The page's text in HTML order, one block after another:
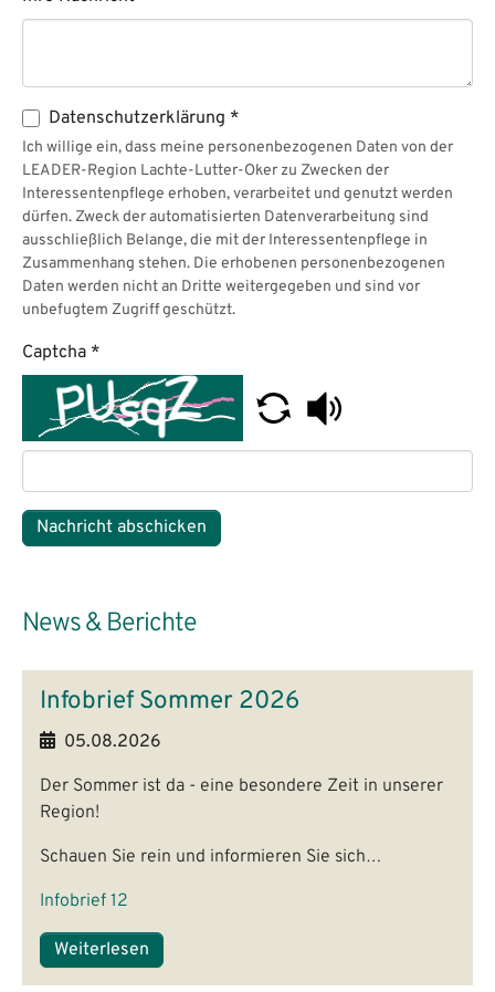
Datenschutzerklärung *
Ich willige ein, dass meine personenbezogenen Daten von der
LEADER-Region Lachte-Lutter-Oker zu Zwecken der
Interessentenpflege erhoben, verarbeitet und genutzt werden
dürfen. Zweck der automatisierten Datenverarbeitung sind
ausschließlich Belange, die mit der Interessentenpflege in
Zusammenhang stehen. Die erhobenen personenbezogenen
Daten werden nicht an Dritte weitergegeben und sind vor
unbefugtem Zugriff geschützt.
Captcha *
Nachricht abschicken
News & Berichte
Infobrief Sommer 2026
05.08.2026
Der Sommer ist da - eine besondere Zeit in unserer
Region!
Schauen Sie rein und informieren Sie sich…
Infobrief 12
Weiterlesen